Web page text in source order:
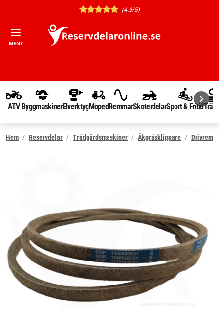
(4.9/5)
MENY
ATV ByggmaskinerElverktygMopedRemmarSkoterdelarSport & Fritid
Hem Reservdelar Trädgårdsmaskiner Åkgräsklippare Drivrem